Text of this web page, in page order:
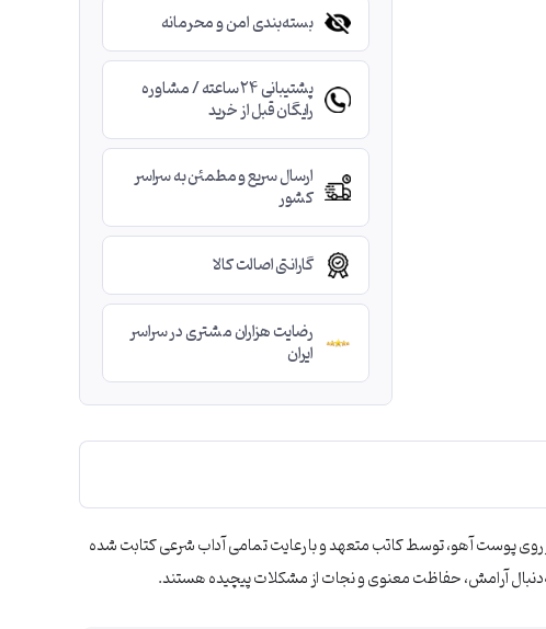
بسته‌بندی امن و محرمانه
پشتیبانی ۲۴ ساعته / مشاوره
رایگان قبل از خرید
ارسال سریع و مطمئن به سراسر
کشور
گارانتی اصالت کالا
رضایت هزاران مشتری در سراسر
ایران
پوست آهو، توسط کاتب متعهد و با رعایت تمامی آداب شرعی کتابت شده
آرامش، حفاظت معنوی و نجات از مشکلات پیچیده هستند.